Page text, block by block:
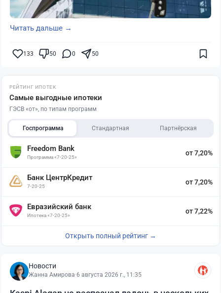
Читать дальше →
133 50 0 50
РЕЙТИНГ ИПОТЕК
Самые выгодные ипотеки
ГЭСВ «от», по типам программ
Госпрограмма Стандартная Партнёрская
Freedom Bank
Программа «7-20-25»
от 7,20%
Банк ЦентрКредит
7-20-25
от 7,20%
Евразийский банк
Ипотека «7-20-25»
от 7,22%
Открыть полный рейтинг →
Новости
Жанна Амирова·6 августа 2026 г., 11:35